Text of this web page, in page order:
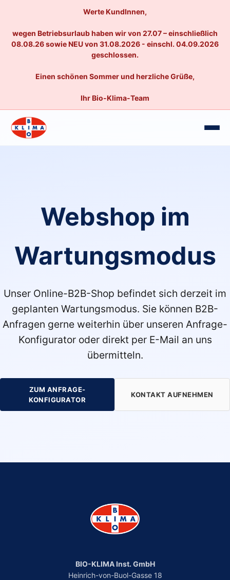
Werte KundInnen,
wegen Betriebsurlaub haben wir von 27.07 – einschließlich
08.08.26 sowie NEU von 31.08.2026 - einschl. 04.09.2026
geschlossen.
Einen schönen Sommer und herzliche Grüße,
Ihr Bio-Klima-Team
Webshop im
Wartungsmodus
Unser Online-B2B-Shop befindet sich derzeit im
geplanten Wartungsmodus. Sie können B2B-
Anfragen gerne weiterhin über unseren Anfrage-
Konfigurator oder direkt per E-Mail an uns
übermitteln.
ZUM ANFRAGE-
KONFIGURATOR
KONTAKT AUFNEHMEN
BIO-KLIMA Inst. GmbH
Heinrich-von-Buol-Gasse 18